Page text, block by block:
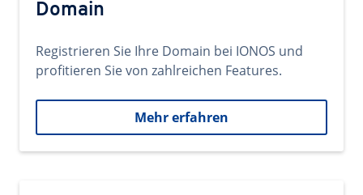
Domain
Registrieren Sie Ihre Domain bei IONOS und
profitieren Sie von zahlreichen Features.
Mehr erfahren